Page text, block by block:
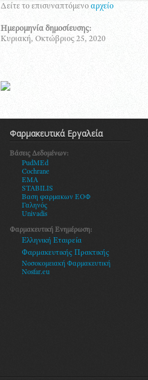
Δείτε το επισυναπτόμενο αρχείο
Ημερομηνία δημοσίευσης:
Κυριακή, Οκτώβριος 25, 2020
Φαρμακευτικά Εργαλεία
Βάσεις Δεδομένων:
PudMEd
Cochrane
EMA
STABILIS
Βαση φαρμακων ΕΟΦ
Γαληνός
Univadis
Φαρμακευτική Ενημέρωση:
Ελληνική Εταιρεία
Φαρμακευτικής Πρακτικής
Νοσοκομειακή Φαρμακευτική
Nosfar.eu